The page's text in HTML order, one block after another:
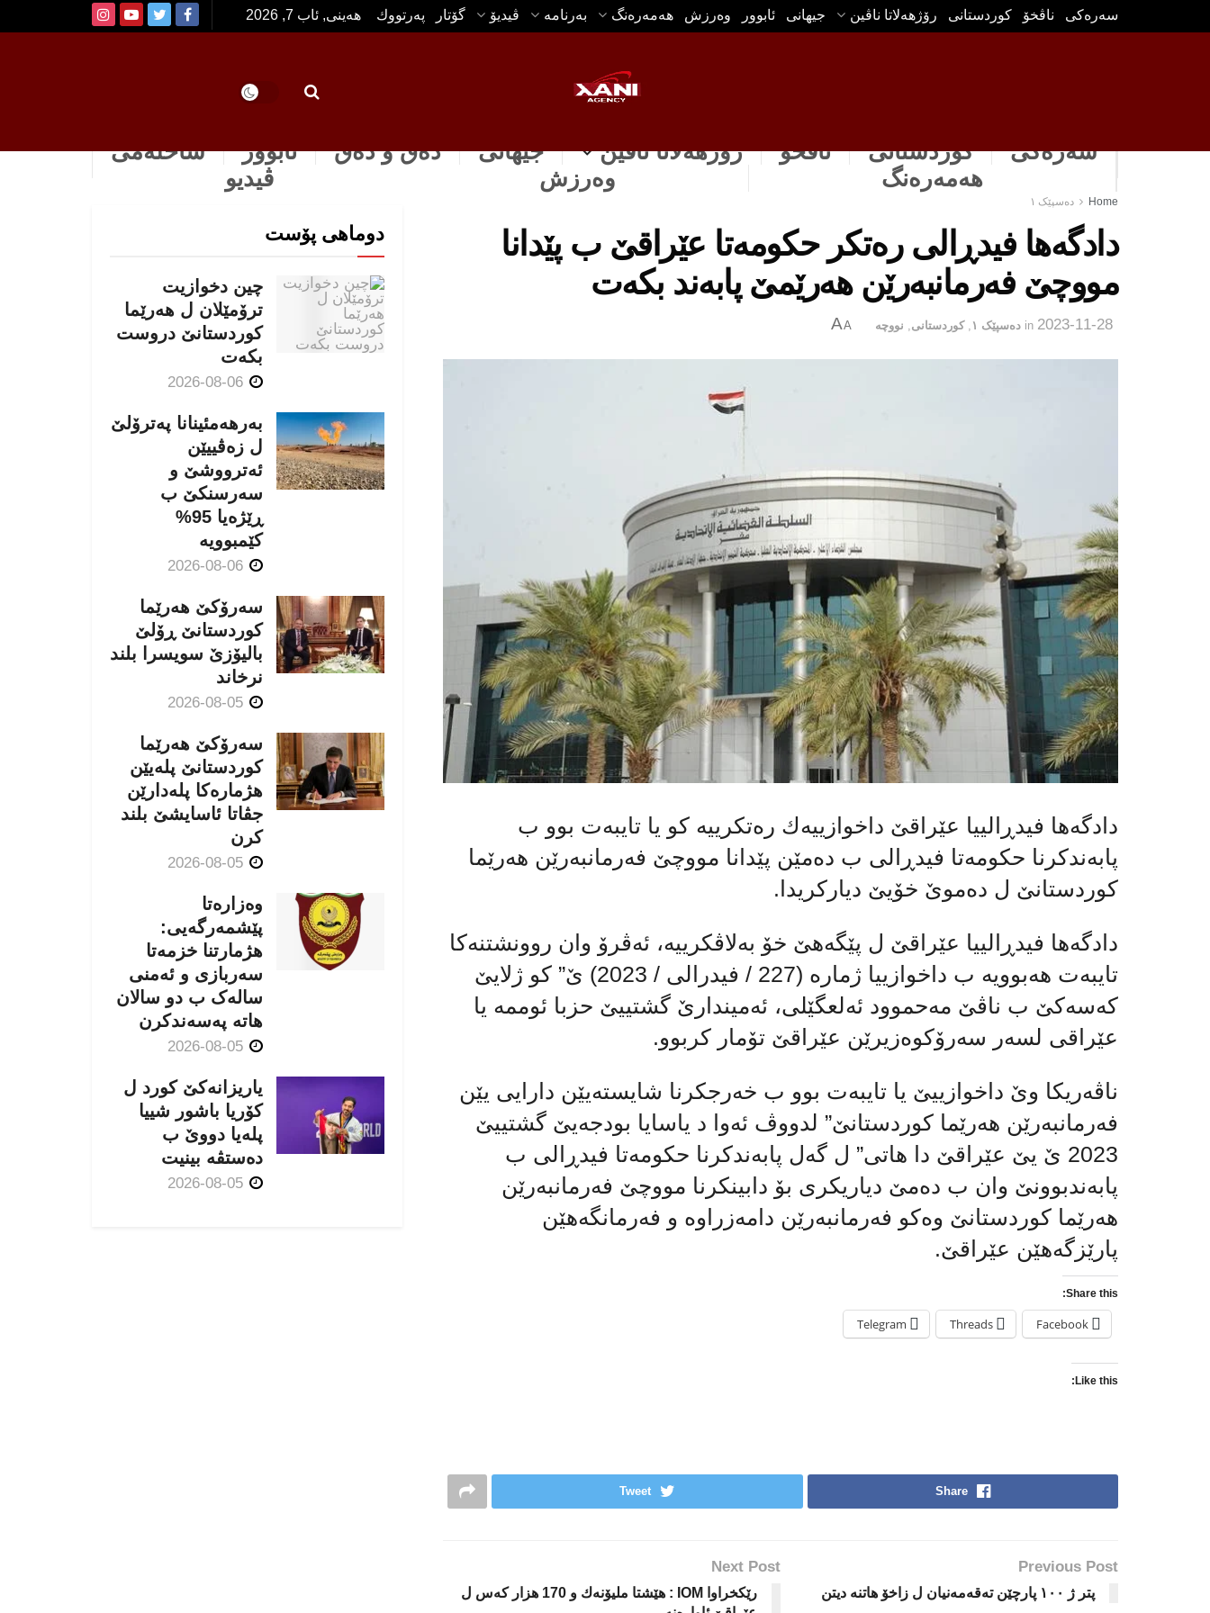
سه‌ره‌كی ناڤخۆ كوردستانى رۆژهه‌لاتا ناڤین جیهانی ئابوور وه‌رزش هه‌مه‌ره‌نگ بەرنامە ڤیدیۆ گۆتار په‌رتووك هەینی, ئاب 7, 2026
سەرەکی كوردستانى ناڤخۆ رۆژهه‌لاتا ناڤین جیهانی دەق و دەق ئابوور
ساخله‌می
هه‌مه‌ره‌نگ
وه‌رزش ڤیدیو
Home دەسپێک ١
دادگه‌ها فیدڕالی رەتكر حكومەتا عێراقێ ب پێدانا
مووچێ فەرمانبەرێن هه‌رێمێ پابەند بكه‌ت
2023-11-28
in دەسپێک ١ ,كوردستانى نووچه‌ A
A
دادگه‌ها فیدڕالییا عێراقێ داخوازییه‌ك رەتكرییە كو یا تایبەت بوو ب
پابەندكرنا حكومەتا فیدڕالی ب ده‌مێن پێدانا مووچێ فه‌رمانبه‌رێن هەرێما
كوردستانێ ل ده‌موێ خۆیێ دیاركریدا.
دادگه‌ها فیدڕالییا عێراقێ ل پێگەهێ خۆ به‌لاڤكرییه‌، ئەڤرۆ وان روونشتنه‌كا
تایبەت هەبوویە ب داخوازییا ژمارە (227 / فیدرالی / 2023) ێ” كو ژلایێ
كەسه‌كێ ب ناڤێ مەحموود ئەلعگێلی، ئەمیندارێ گشتییێ حزبا ئوممە یا
عێراقی لسەر سەرۆكوەزیرێن عێراقێ تۆمار كربوو.
ناڤه‌ریكا وێ داخوازییێ یا تایبەت بوو ب خەرجكرنا شایستەیێن دارایی یێن
فەرمانبەرێن هەرێما كوردستانێ” لدووڤ ئه‌وا د یاسایا بودجەیێ گشتییێ
2023 ێ یێ عێراقێ دا هاتی” ل گەل پابەندكرنا حكومەتا فیدڕالی ب
پابەندبوونێ وان ب ده‌مێ دیاریكری بۆ دابینكرنا مووچێ فەرمانبەرێن
هەرێما كوردستانێ وەكو فەرمانبەرێن دامەزراوە و فەرمانگەهێن
پارێزگه‌هێن عێراقێ.
Share this:
Facebook
Threads
Telegram
Like this:
Share
Tweet
Previous Post
پتر ژ ۱۰۰ پارچێن تەقەمەنیان ل زاخۆ هاتنە دیتن
Next Post
رێکخراوا IOM : هێشتا ملیۆنه‌ك و 170 هزار کەس ل
دوماهی پۆست
چین دخوازیت
ترۆمێلان ل هەرێما
كوردستانێ دروست
بكەت
بەرهەمئینانا په‌ترۆلێ
ل زه‌ڤییێن
ئەترووشێ و
سەرسنكێ ب
ڕێژەیا 95%
كێمبوویە
سەرۆکێ هەرێما
کوردستانێ ڕۆلێ
بالیۆزێ سویسرا بلند
نرخاند
سەرۆکێ هەرێما
کوردستانێ پلەیێن
هژمارەكا پلەدارێن
جڤاتا ئاسایشێ بلند
كرن
وەزارەتا
پێشمەرگەیی:
هژمارتنا خزمەتا
سەربازی و ئەمنی
سالەک ب دو سالان
هاتە پەسەندكرن
یاریزانەكێ کورد ل
کۆریا باشور شییا
پلەیا دووێ ب
دەستڤە بینیت